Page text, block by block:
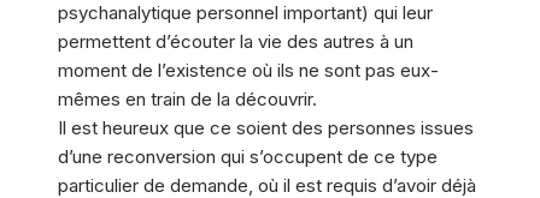
psychanalytique personnel important) qui leur
permettent d’écouter la vie des autres à un
moment de l’existence où ils ne sont pas eux-
mêmes en train de la découvrir.
Il est heureux que ce soient des personnes issues
d’une reconversion qui s’occupent de ce type
particulier de demande, où il est requis d’avoir déjà